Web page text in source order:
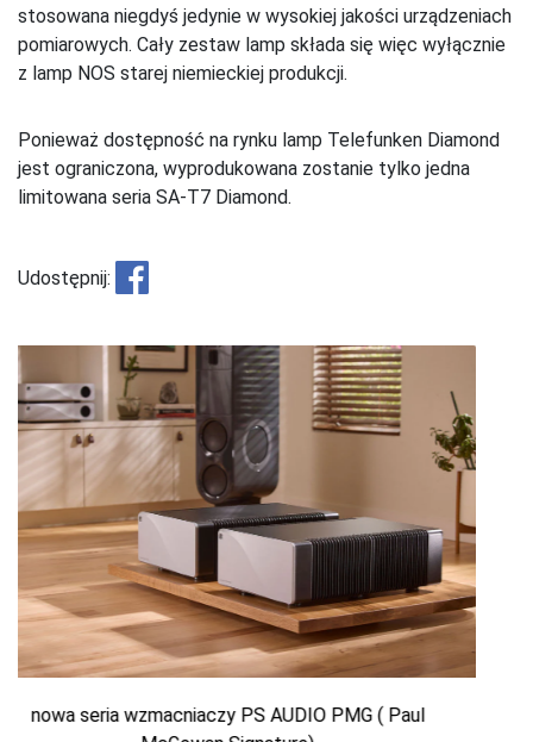
stosowana niegdyś jedynie w wysokiej jakości urządzeniach
pomiarowych. Cały zestaw lamp składa się więc wyłącznie
z lamp NOS starej niemieckiej produkcji.
Ponieważ dostępność na rynku lamp Telefunken Diamond
jest ograniczona, wyprodukowana zostanie tylko jedna
limitowana seria SA-T7 Diamond.
Udostępnij:
PS Audio DirectStream DAC MK2 — przetwornik
cyfrowo-analogowy